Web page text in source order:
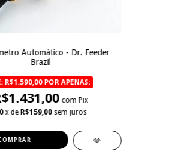
Automático - Dr. Feeder
Brazil
R$1.590,00 POR APENAS:
com Pix
x de R$159,00 sem juros